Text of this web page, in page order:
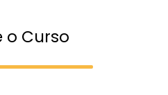
o Curso